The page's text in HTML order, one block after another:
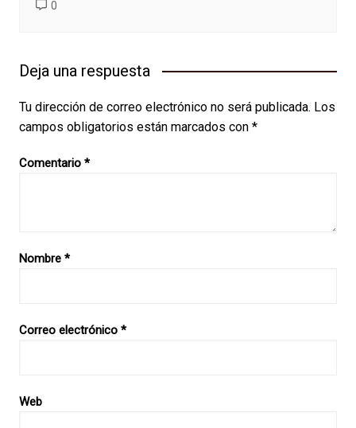
0
Deja una respuesta
Tu dirección de correo electrónico no será publicada. Los
campos obligatorios están marcados con *
Comentario *
Nombre *
Correo electrónico *
Web